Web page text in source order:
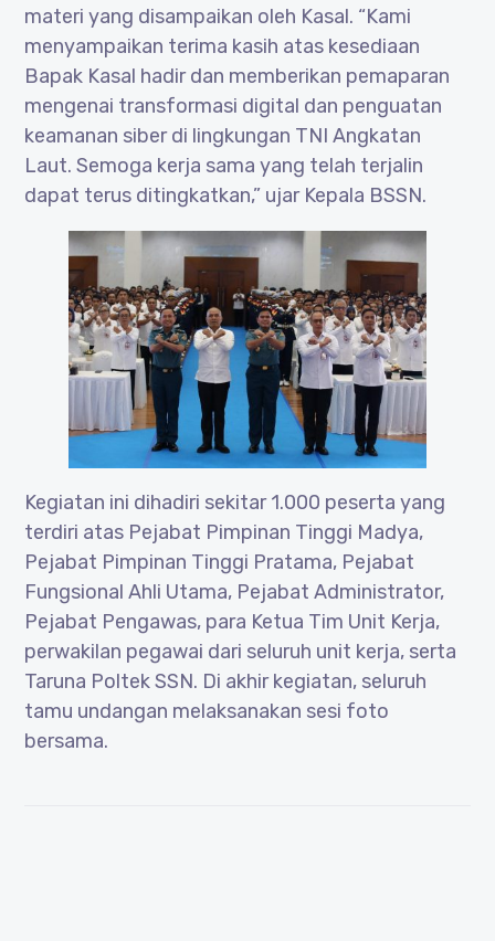
materi yang disampaikan oleh Kasal. “Kami
menyampaikan terima kasih atas kesediaan
Bapak Kasal hadir dan memberikan pemaparan
mengenai transformasi digital dan penguatan
keamanan siber di lingkungan TNI Angkatan
Laut. Semoga kerja sama yang telah terjalin
dapat terus ditingkatkan,” ujar Kepala BSSN.
Kegiatan ini dihadiri sekitar 1.000 peserta yang
terdiri atas Pejabat Pimpinan Tinggi Madya,
Pejabat Pimpinan Tinggi Pratama, Pejabat
Fungsional Ahli Utama, Pejabat Administrator,
Pejabat Pengawas, para Ketua Tim Unit Kerja,
perwakilan pegawai dari seluruh unit kerja, serta
Taruna Poltek SSN. Di akhir kegiatan, seluruh
tamu undangan melaksanakan sesi foto
bersama.